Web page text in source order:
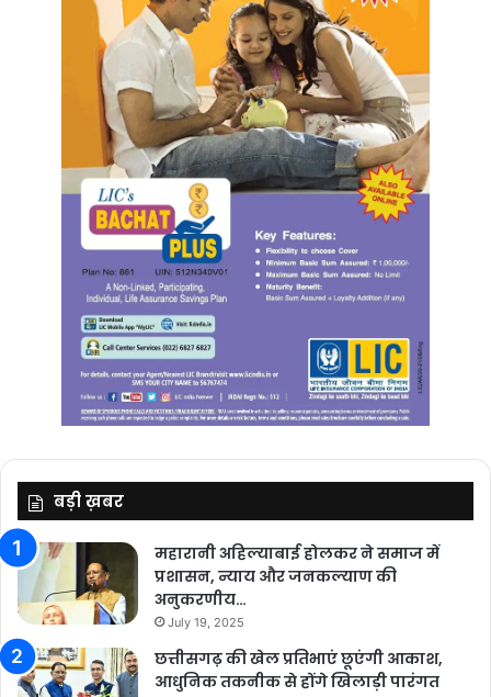
बड़ी ख़बर
महारानी अहिल्याबाई होलकर ने समाज में
प्रशासन, न्याय और जनकल्याण की
अनुकरणीय…
July 19, 2025
छत्तीसगढ़ की खेल प्रतिभाएं छूएंगी आकाश,
आधुनिक तकनीक से होंगे खिलाड़ी पारंगत